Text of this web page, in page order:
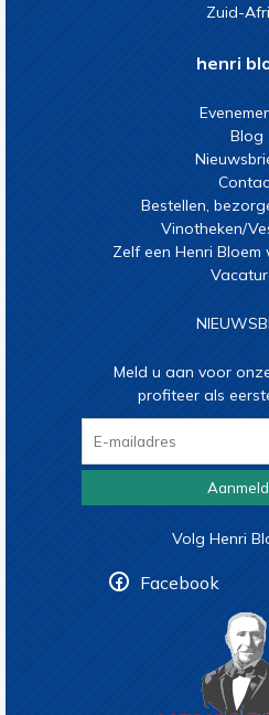
Zuid-
henri
Blog
Bestellen,
Vinotheken/
Zelf een Henri Bloem
Meld u aan voor
profiteer als
Volg Henri
Facebook